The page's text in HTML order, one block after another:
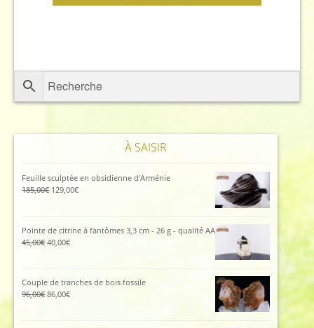
À SAISIR
Feuille sculptée en obsidienne d'Arménie
185,00€ Le
185,00€.
129,00€Le
est :
129,00€.
Pointe de citrine à fantômes 3,3 cm - 26 g - qualité AA
45,00€Le
45,00€.
40,00€Le
40,00€.
Couple de tranches de bois fossile
96,00€Le
86,00€Le